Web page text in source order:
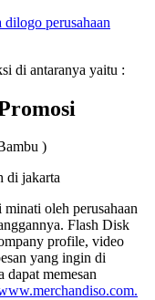
perusahaan
di antaranya yaitu :
)
oleh perusahaan
Flash Disk
profile, video
yang ingin di
dapat memesan